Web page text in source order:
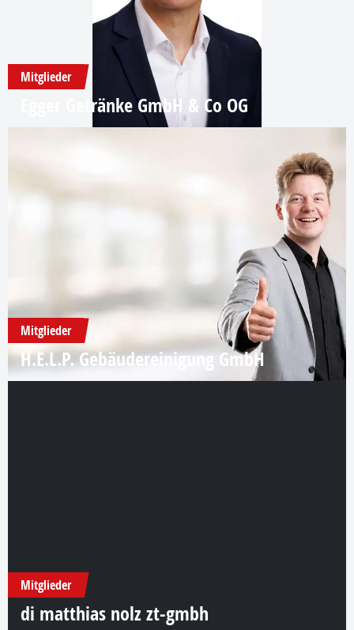
Mitglieder
Egger Getränke GmbH & Co OG
Mitglieder
H.E.L.P. Gebäudereinigung GmbH
Mitglieder
di matthias nolz zt-gmbh